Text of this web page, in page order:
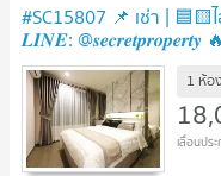
#SC15807 📌 เช่า | 🟦🟨
𝑳𝑰𝑵𝑬: @𝒔𝒆𝒄𝒓𝒆𝒕𝒑𝒓𝒐𝒑𝒆𝒓𝒕𝒚
1 ห้อ